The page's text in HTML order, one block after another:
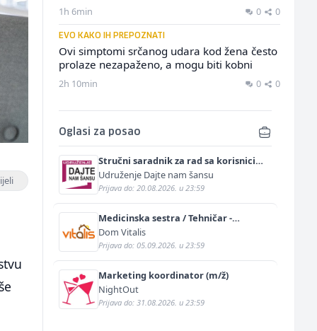
1h 6min 0 0
EVO KAKO IH PREPOZNATI
Ovi simptomi srčanog udara kod žena često
prolaze nezapaženo, a mogu biti kobni
2h 10min 0 0
Oglasi za posao
Stručni saradnik za rad sa korisnicima
(m/ž)
Udruženje Dajte nam šansu
Prijava do: 20.08.2026. u 23:59
Medicinska sestra / Tehničar -
Njegovatelj (m/ž)
Dom Vitalis
Prijava do: 05.09.2026. u 23:59
Marketing koordinator (m/ž)
NightOut
Prijava do: 31.08.2026. u 23:59